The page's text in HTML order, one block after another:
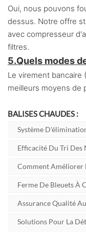
Oui, nous pouvons
dessus. Notre offre
avec compresseur
filtres.
5.Quels modes
Le virement bancaire
meilleurs moyens de
BALISES CHAUDES :
Système
Efficacité Du Tri Des
Comment Améliorer
Ferme De Bleuets À
Assurance Qualité
Solutions Pour La